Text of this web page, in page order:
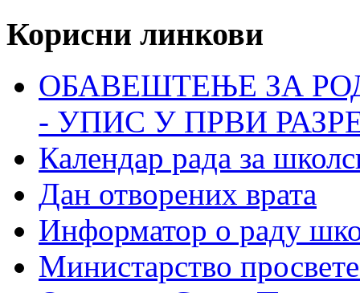
Корисни линкови
ОБАВЕШТЕЊЕ ЗА
- УПИС У ПРВИ
Календар рада за
Дан отворених врата
Информатор о раду
Министарство